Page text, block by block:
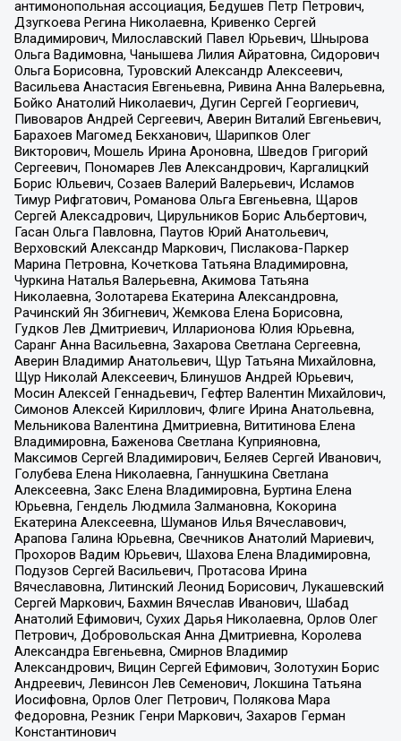
антимонопольная ассоциация, Бедушев Петр Петрович,
Дзугкоева Регина Николаевна, Кривенко Сергей
Владимирович, Милославский Павел Юрьевич, Шнырова
Ольга Вадимовна, Чанышева Лилия Айратовна, Сидорович
Ольга Борисовна, Туровский Александр Алексеевич,
Васильева Анастасия Евгеньевна, Ривина Анна Валерьевна,
Бойко Анатолий Николаевич, Дугин Сергей Георгиевич,
Пивоваров Андрей Сергеевич, Аверин Виталий Евгеньевич,
Барахоев Магомед Бекханович, Шарипков Олег
Викторович, Мошель Ирина Ароновна, Шведов Григорий
Сергеевич, Пономарев Лев Александрович, Каргалицкий
Борис Юльевич, Созаев Валерий Валерьевич, Исламов
Тимур Рифгатович, Романова Ольга Евгеньевна, Щаров
Сергей Алексадрович, Цирульников Борис Альбертович,
Гасан Ольга Павловна, Паутов Юрий Анатольевич,
Верховский Александр Маркович, Пислакова-Паркер
Марина Петровна, Кочеткова Татьяна Владимировна,
Чуркина Наталья Валерьевна, Акимова Татьяна
Николаевна, Золотарева Екатерина Александровна,
Рачинский Ян Збигневич, Жемкова Елена Борисовна,
Гудков Лев Дмитриевич, Илларионова Юлия Юрьевна,
Саранг Анна Васильевна, Захарова Светлана Сергеевна,
Аверин Владимир Анатольевич, Щур Татьяна Михайловна,
Щур Николай Алексеевич, Блинушов Андрей Юрьевич,
Мосин Алексей Геннадьевич, Гефтер Валентин Михайлович,
Симонов Алексей Кириллович, Флиге Ирина Анатольевна,
Мельникова Валентина Дмитриевна, Вититинова Елена
Владимировна, Баженова Светлана Куприяновна,
Максимов Сергей Владимирович, Беляев Сергей Иванович,
Голубева Елена Николаевна, Ганнушкина Светлана
Алексеевна, Закс Елена Владимировна, Буртина Елена
Юрьевна, Гендель Людмила Залмановна, Кокорина
Екатерина Алексеевна, Шуманов Илья Вячеславович,
Арапова Галина Юрьевна, Свечников Анатолий Мариевич,
Прохоров Вадим Юрьевич, Шахова Елена Владимировна,
Подузов Сергей Васильевич, Протасова Ирина
Вячеславовна, Литинский Леонид Борисович, Лукашевский
Сергей Маркович, Бахмин Вячеслав Иванович, Шабад
Анатолий Ефимович, Сухих Дарья Николаевна, Орлов Олег
Петрович, Добровольская Анна Дмитриевна, Королева
Александра Евгеньевна, Смирнов Владимир
Александрович, Вицин Сергей Ефимович, Золотухин Борис
Андреевич, Левинсон Лев Семенович, Локшина Татьяна
Иосифовна, Орлов Олег Петрович, Полякова Мара
Федоровна, Резник Генри Маркович, Захаров Герман
Константинович